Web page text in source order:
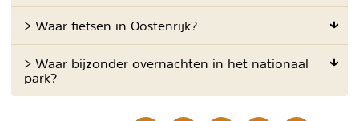
> Waar fietsen in Oostenrijk?
> Waar bijzonder overnachten in het nationaal
park?